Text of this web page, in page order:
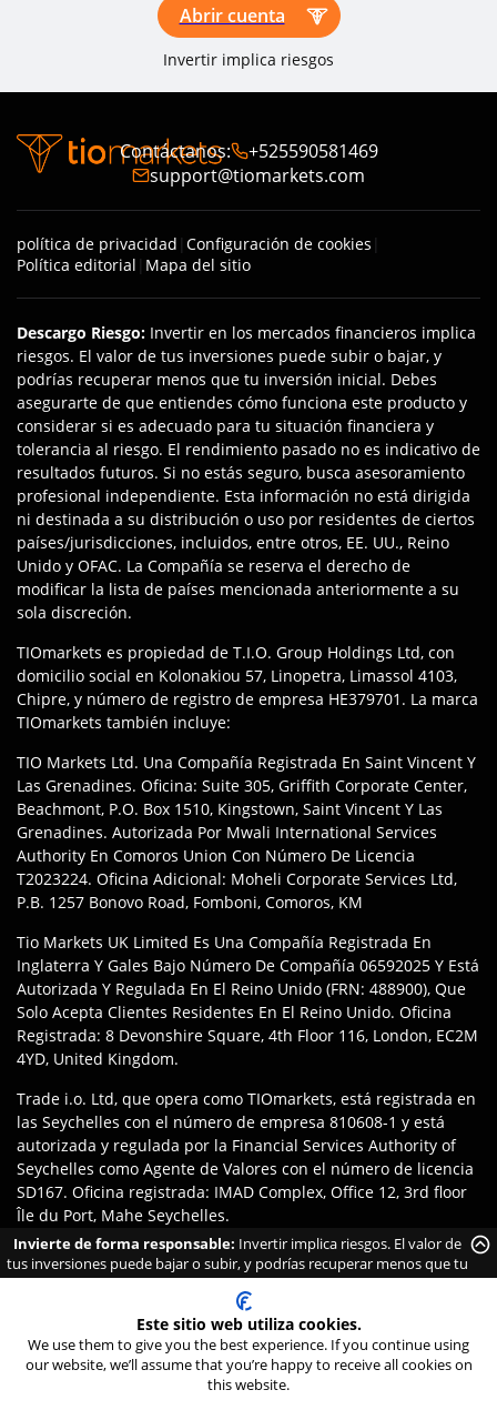
Abrir cuenta
Invertir implica riesgos
Contáctanos:
+525590581469
support@tiomarkets.com
política de privacidad | Configuración de cookies |
Política editorial | Mapa del sitio
Descargo Riesgo: Invertir en los mercados financieros implica
riesgos. El valor de tus inversiones puede subir o bajar, y
podrías recuperar menos que tu inversión inicial. Debes
asegurarte de que entiendes cómo funciona este producto y
considerar si es adecuado para tu situación financiera y
tolerancia al riesgo. El rendimiento pasado no es indicativo de
resultados futuros. Si no estás seguro, busca asesoramiento
profesional independiente. Esta información no está dirigida
ni destinada a su distribución o uso por residentes de ciertos
países/jurisdicciones, incluidos, entre otros, EE. UU., Reino
Unido y OFAC. La Compañía se reserva el derecho de
modificar la lista de países mencionada anteriormente a su
sola discreción.
TIOmarkets es propiedad de T.I.O. Group Holdings Ltd, con
domicilio social en Kolonakiou 57, Linopetra, Limassol 4103,
Chipre, y número de registro de empresa HE379701. La marca
TIOmarkets también incluye:
TIO Markets Ltd. Una Compañía Registrada En Saint Vincent Y
Las Grenadines. Oficina: Suite 305, Griffith Corporate Center,
Beachmont, P.O. Box 1510, Kingstown, Saint Vincent Y Las
Grenadines. Autorizada Por Mwali International Services
Authority En Comoros Union Con Número De Licencia
T2023224. Oficina Adicional: Moheli Corporate Services Ltd,
P.B. 1257 Bonovo Road, Fomboni, Comoros, KM
Tio Markets UK Limited Es Una Compañía Registrada En
Inglaterra Y Gales Bajo Número De Compañía 06592025 Y Está
Autorizada Y Regulada En El Reino Unido (FRN: 488900), Que
Solo Acepta Clientes Residentes En El Reino Unido. Oficina
Registrada: 8 Devonshire Square, 4th Floor 116, London, EC2M
4YD, United Kingdom.
Trade i.o. Ltd, que opera como TIOmarkets, está registrada en
las Seychelles con el número de empresa 810608-1 y está
autorizada y regulada por la Financial Services Authority of
Seychelles como Agente de Valores con el número de licencia
SD167. Oficina registrada: IMAD Complex, Office 12, 3rd floor
Île du Port, Mahe Seychelles.
Descargo: Los Clientes Son Responsables De Asegurar Que Se
Registren Con La Entidad Apropiada De La Marca TIOmarkets
Según Las Leyes Y Regulaciones De Su Jurisdicción. El Acceso
A Productos O Servicios Puede Estar Sujeto A Restricciones
Legales Locales, Y No Todas Las Ofertas Están Disponibles En
Todas Las Jurisdicciones.
24/7 Live Chat
Invierte de forma responsable: Invertir implica riesgos. El valor de
tus inversiones puede bajar o subir, y podrías recuperar menos que tu
inversión inicial. Asegúrate de entender los riesgos antes de invertir.
Este sitio web utiliza cookies.
We use them to give you the best experience. If you continue using
our website, we’ll assume that you’re happy to receive all cookies on
this website.